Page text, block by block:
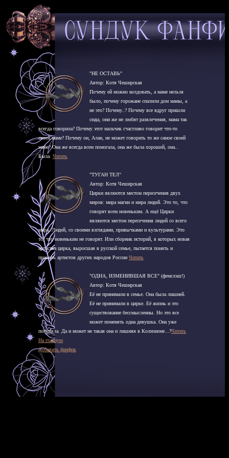
"НЕ ОСТАВЬ"
Автор: Котя Чеширская
Почему ей можно колдовать, а маме нельзя
было, почему горожане спалили дом мамы, а
не это? Почему..? Почему все вдруг пришли
сюда, они же не любят развлечения, мама так
всегда говорила? Почему этот мальчик счастливо говорит что-то
своей маме? Почему он, Алан, не может говорить то же самое своей
маме? Она же всегда всем помогала, она же была хорошей, она..
Была. Читать
"ТУГАН ТЕЛ"
Автор: Котя Чеширская
Цирки являются местом пересечения двух
миров: мира магии и мира людей. Это то, что
говорят всем новеньким. А ещё Цирки
являются местом пересечения людей со всего
мира. Людей, со своими взглядами, привычками и культурами. Это
то, что новеньким не говорят. Или сборник историй, в которых новая
артистка цирка, выросшая в русской семье, пытается понять и
принять артистов других народов России Читать
"ОДНА, ИЗМЕНИВШАЯ ВСЕ" (фемслэш!)
Автор: Котя Чеширская
Её не принимали в семье. Она была лишней.
Её не принимали в цирке. Её жизнь и это
существование бессмысленны. Но это все
может поменять одна девушка. Она уже
поменяла. Да и может не такая она и лишняя в Колизионе...?Читать
На главную
Добавить фанфик